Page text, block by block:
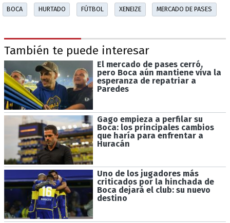
BOCA HURTADO FÚTBOL XENEIZE MERCADO DE PASES
También te puede interesar
El mercado de pases cerró,
pero Boca aún mantiene viva la
esperanza de repatriar a
Paredes
Gago empieza a perfilar su
Boca: los principales cambios
que haría para enfrentar a
Huracán
Uno de los jugadores más
criticados por la hinchada de
Boca dejará el club: su nuevo
destino